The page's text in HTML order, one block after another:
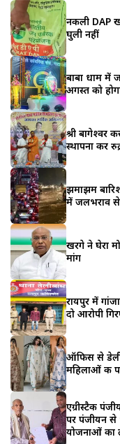
नकली DAP
घुली नहीं
बाबा धाम में
अगस्त को
श्री बागेश्वर
स्थापना कर
झमाझम
में जलभराव से
खरगे ने घेरा
मांग
रायपुर में
दो आरोपी
ऑफिस से डेली
महिलाओं की
एग्रीस्टैक
पर पंजीयन से
योजनाओं का